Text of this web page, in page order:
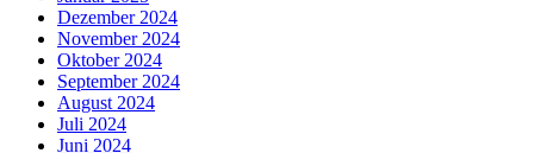
Dezember 2024
November 2024
Oktober 2024
September 2024
August 2024
Juli 2024
Juni 2024